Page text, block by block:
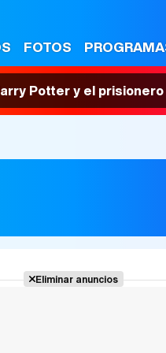
FOTOS
Potter y el
Eliminar anuncios